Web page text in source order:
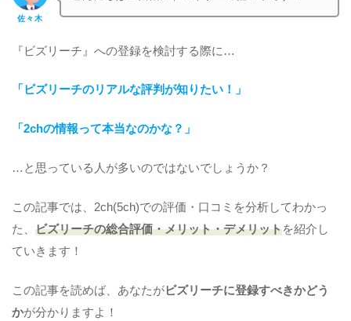
佐々木
『ビズリーチ』への登録を検討する際に…
「ビズリーチのリアルな評判が知りたい！」
「2chの情報って本当なのかな？」
…と思っている人が多いのではないでしょうか？
この記事では、2ch(5ch)での評価・口コミを分析してわかっ
た、 ビズリーチの総合評価・メリット・デメリットを紹介し
ていきます！
この記事を読めば、あなたがビズリーチに登録すべきかどう
かが分かりますよ！